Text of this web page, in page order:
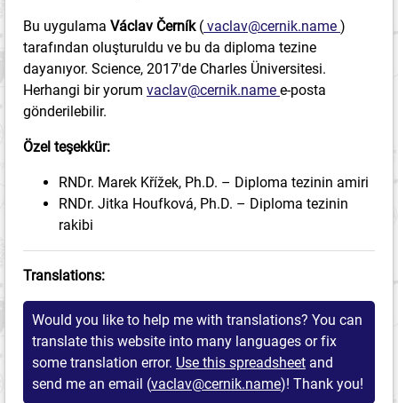
Bu uygulama Václav Černík ( vaclav@cernik.name )
tarafından oluşturuldu ve bu da diploma tezine
dayanıyor. Science, 2017'de Charles Üniversitesi.
Herhangi bir yorum vaclav@cernik.name e-posta
gönderilebilir.
Özel teşekkür:
RNDr. Marek Křížek, Ph.D. – Diploma tezinin amiri
RNDr. Jitka Houfková, Ph.D. – Diploma tezinin
rakibi
Translations:
Would you like to help me with translations? You can
translate this website into many languages or fix
some translation error. Use this spreadsheet and
send me an email (vaclav@cernik.name)! Thank you!